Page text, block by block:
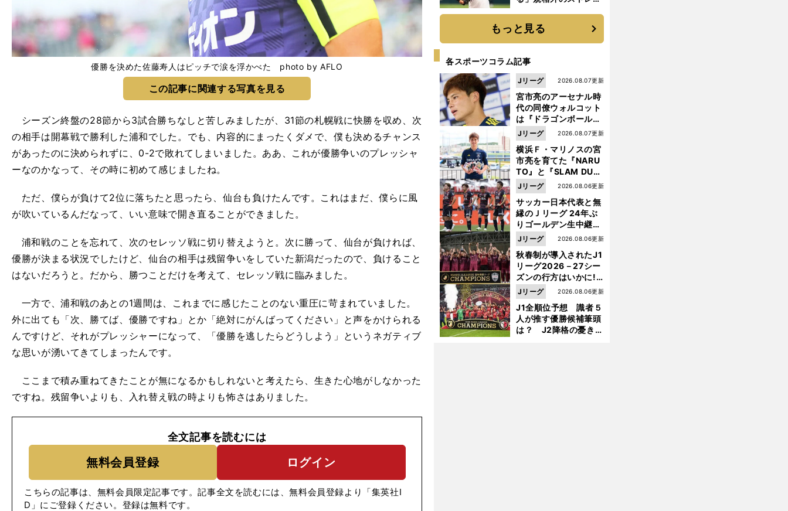
優勝を決めた佐藤寿人はピッチで涙を浮かべた photo by AFLO
この記事に関連する写真を見る
シーズン終盤の28節から3試合勝ちなしと苦しみましたが、31節の札幌戦に快勝を収め、次
の相手は開幕戦で勝利した浦和でした。でも、内容的にまったくダメで、僕も決めるチャンス
があったのに決められずに、0-2で敗れてしまいました。ああ、これが優勝争いのプレッシャ
ーなのかなって、その時に初めて感じましたね。
ただ、僕らが負けて2位に落ちたと思ったら、仙台も負けたんです。これはまだ、僕らに風
が吹いているんだなって、いい意味で開き直ることができました。
浦和戦のことを忘れて、次のセレッソ戦に切り替えようと。次に勝って、仙台が負ければ、
優勝が決まる状況でしたけど、仙台の相手は残留争いをしていた新潟だったので、負けること
はないだろうと。だから、勝つことだけを考えて、セレッソ戦に臨みました。
一方で、浦和戦のあとの1週間は、これまでに感じたことのない重圧に苛まれていました。
外に出ても「次、勝てば、優勝ですね」とか「絶対にがんばってください」と声をかけられる
んですけど、それがプレッシャーになって、「優勝を逃したらどうしよう」というネガティブ
な思いが湧いてきてしまったんです。
ここまで積み重ねてきたことが無になるかもしれないと考えたら、生きた心地がしなかった
ですね。残留争いよりも、入れ替え戦の時よりも怖さはありました。
全文記事を読むには
無料会員登録 ログイン
こちらの記事は、無料会員限定記事です。記事全文を読むには、無料会員登録より「集英社I
D」にご登録ください。登録は無料です。
く大学進学を選ぶ理由
もっと見る
各スポーツコラム記事
宮市亮のアーセナル時
代の同僚ウォルコット
は『ドラゴンボール』
が大好き ポドルスキは
日向小次郎に憧れてい
た
2026.08.07更新
Jリーグ
横浜Ｆ・マリノスの宮
市亮を育てた『NARU
TO』と『SLAM DUN
K』 中京大中京の同
級生・木原龍一は"ジ
ャンプ係"だった
2026.08.07更新
Jリーグ
サッカー日本代表と無
縁のＪリーグ 24年ぶ
りゴールデン生中継の
開幕戦でヘタな試合は
見せられない
2026.08.06更新
Jリーグ
秋春制が導入されたJ1
リーグ2026－27シー
ズンの行方はいかに!?
５人の識者が全順位
を大胆予想
2026.08.06更新
Jリーグ
J1全順位予想 識者５
人が推す優勝候補筆頭
は？ J2降格の憂き目
2026.08.06更新
Jリーグ